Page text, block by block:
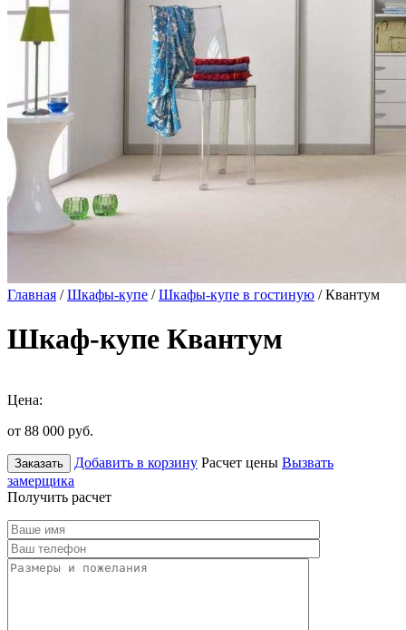
Главная /Шкафы-купе /Шкафы-купе в гостиную / Квантум
Шкаф-купе Квантум
Цена:
от 88 000 руб.
Заказать Добавить в корзину Расчет цены Вызвать
замерщика
Получить расчет